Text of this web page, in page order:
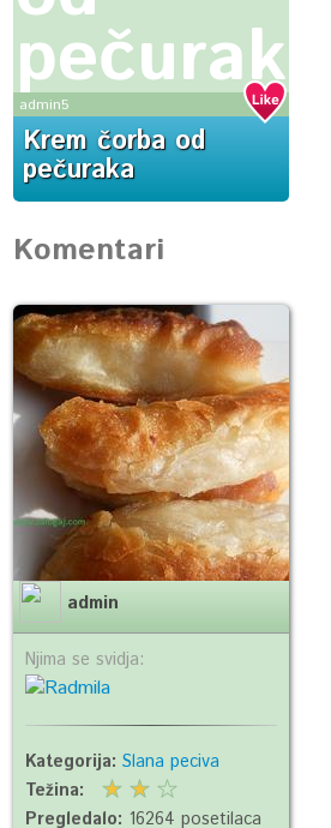
pečuraka
admin5
Krem čorba od
pečuraka
Komentari
admin
Njima se svidja:
Kategorija:Slana peciva
Težina:
Pregledalo: 16264 posetilaca